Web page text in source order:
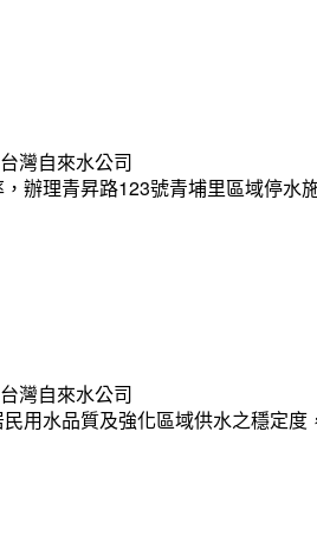
灣自來水公司
辦理青昇路123號青埔里區域停水
灣自來水公司
用水品質及強化區域供水之穩定